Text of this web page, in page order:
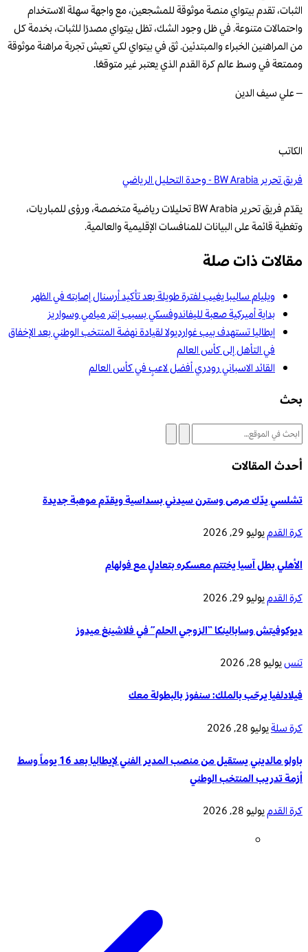
الثبات، تقدم بيتواي منصة موثوقة للمشجعين، مع واجهة سهلة الاستخدام
واحتمالات متنوعة. في ظل وجود الشك، تظل بيتواي مصدرًا للثبات، بخدمة كل
من المراهنين الخبراء والمبتدئين. ثق في بيتواي لكي تعيش تجربة مراهنة موثوقة
وممتعة في وسط عالم كرة القدم الذي يعتبر غير متوقعًا.
– علي سيف الدين
الكاتب
فريق تحرير BW Arabia - وحدة التحليل الرياضي
يقدّم فريق تحرير BW Arabia تحليلات رياضية متخصصة، ورؤى للمباريات،
وتغطية قائمة على البيانات للمنافسات الإقليمية والعالمية.
مقالات ذات صلة
ويليام ساليبا يغيب لفترة طويلة بعد تأكيد أرسنال إصابته في الظهر
بداية أميركية صعبة لليفاندوفسكي بسبب إنتر ميامي وسواريز
إيطاليا تستهدف بيب غوارديولا لقيادة نهضة المنتخب الوطني بعد الإخفاق
في التأهل إلى كأس العالم
القائد الاسباني رودري أفضل لاعبٍ في كأس العالم
بحث
أحدث المقالات
تشلسي يدّك مرمى وسترن سيدني بسداسية ويقدّم موهبة جديدة
كرة القدميوليو 29, 2026
الأهلي بطل آسيا يختتم معسكره بتعادلٍ مع فولهام
كرة القدميوليو 29, 2026
ديوكوفيتش وسابالينكا “الزوجي الحلم” في فلاشينغ ميدوز
تنسيوليو 28, 2026
فيلادلفيا يرحّب بالملك: سنفوز بالبطولة معك
كرة سلةيوليو 28, 2026
باولو مالديني يستقيل من منصب المدير الفني لإيطاليا بعد 16 يوماً وسط
أزمة تدريب المنتخب الوطني
كرة القدميوليو 28, 2026